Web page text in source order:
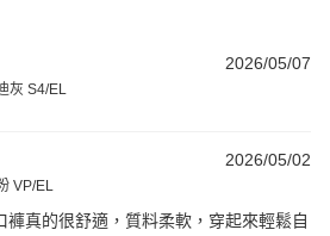
2026/05/07
灰 S4/EL
2026/05/02
VP/EL
真的很舒適，質料柔軟，穿起來輕鬆自